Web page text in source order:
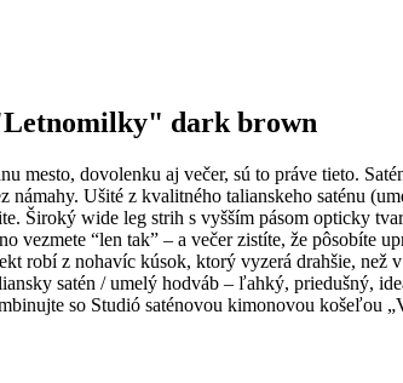
dark brown
mesto, dovolenku aj večer, sú to práve tieto.
námahy. Ušité z kvalitného talianskeho saténu
Široký wide leg strih s vyšším pásom opticky
vezmete “len tak” – a večer zistíte, že pôsobíte
robí z nohavíc kúsok, ktorý vyzerá drahšie,
satén / umelý hodváb – ľahký, priedušný,
so Studió saténovou kimonovou košeľou